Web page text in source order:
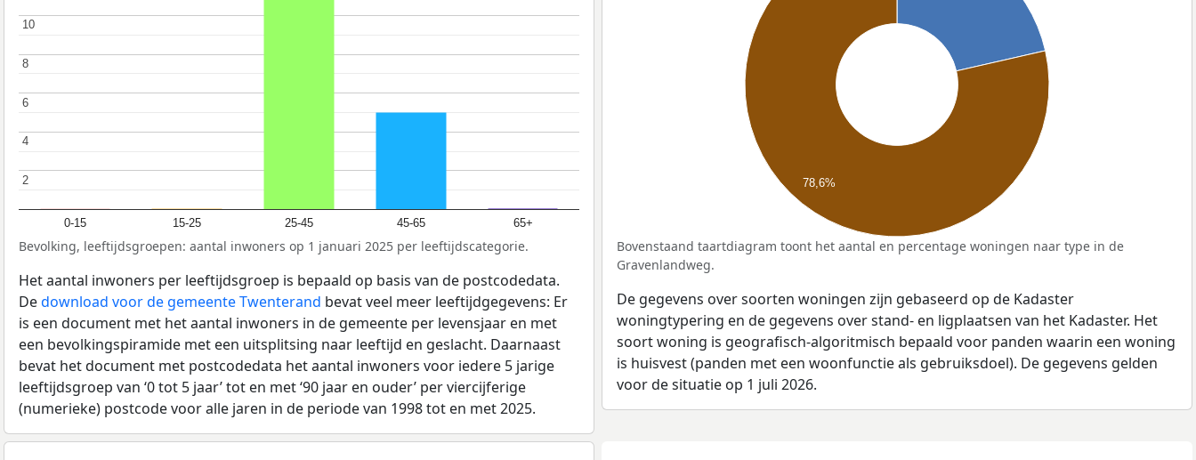
0-15 15-25 25-45 45-65 65+
2
2
4
4
6
6
8
8
10
10
Bevolking, leeftijdsgroepen: aantal inwoners op 1 januari 2025 per leeftijdscategorie.
Het aantal inwoners per leeftijdsgroep is bepaald op basis van de postcodedata.
Dedownload voor de gemeente Twenterand bevat veel meer leeftijdgegevens: Er
is een document met het aantal inwoners in de gemeente per levensjaar en met
een bevolkingspiramide met een uitsplitsing naar leeftijd en geslacht. Daarnaast
bevat het document met postcodedata het aantal inwoners voor iedere 5 jarige
leeftijdsgroep van ‘0 tot 5 jaar’ tot en met ‘90 jaar en ouder’ per viercijferige
(numerieke) postcode voor alle jaren in de periode van 1998 tot en met 2025.
78,6%
Bovenstaand taartdiagram toont het aantal en percentage woningen naar type in de
Gravenlandweg.
De gegevens over soorten woningen zijn gebaseerd op de Kadaster
woningtypering en de gegevens over stand- en ligplaatsen van het Kadaster. Het
soort woning is geografisch-algoritmisch bepaald voor panden waarin een woning
is huisvest (panden met een woonfunctie als gebruiksdoel). De gegevens gelden
voor de situatie op 1 juli 2026.